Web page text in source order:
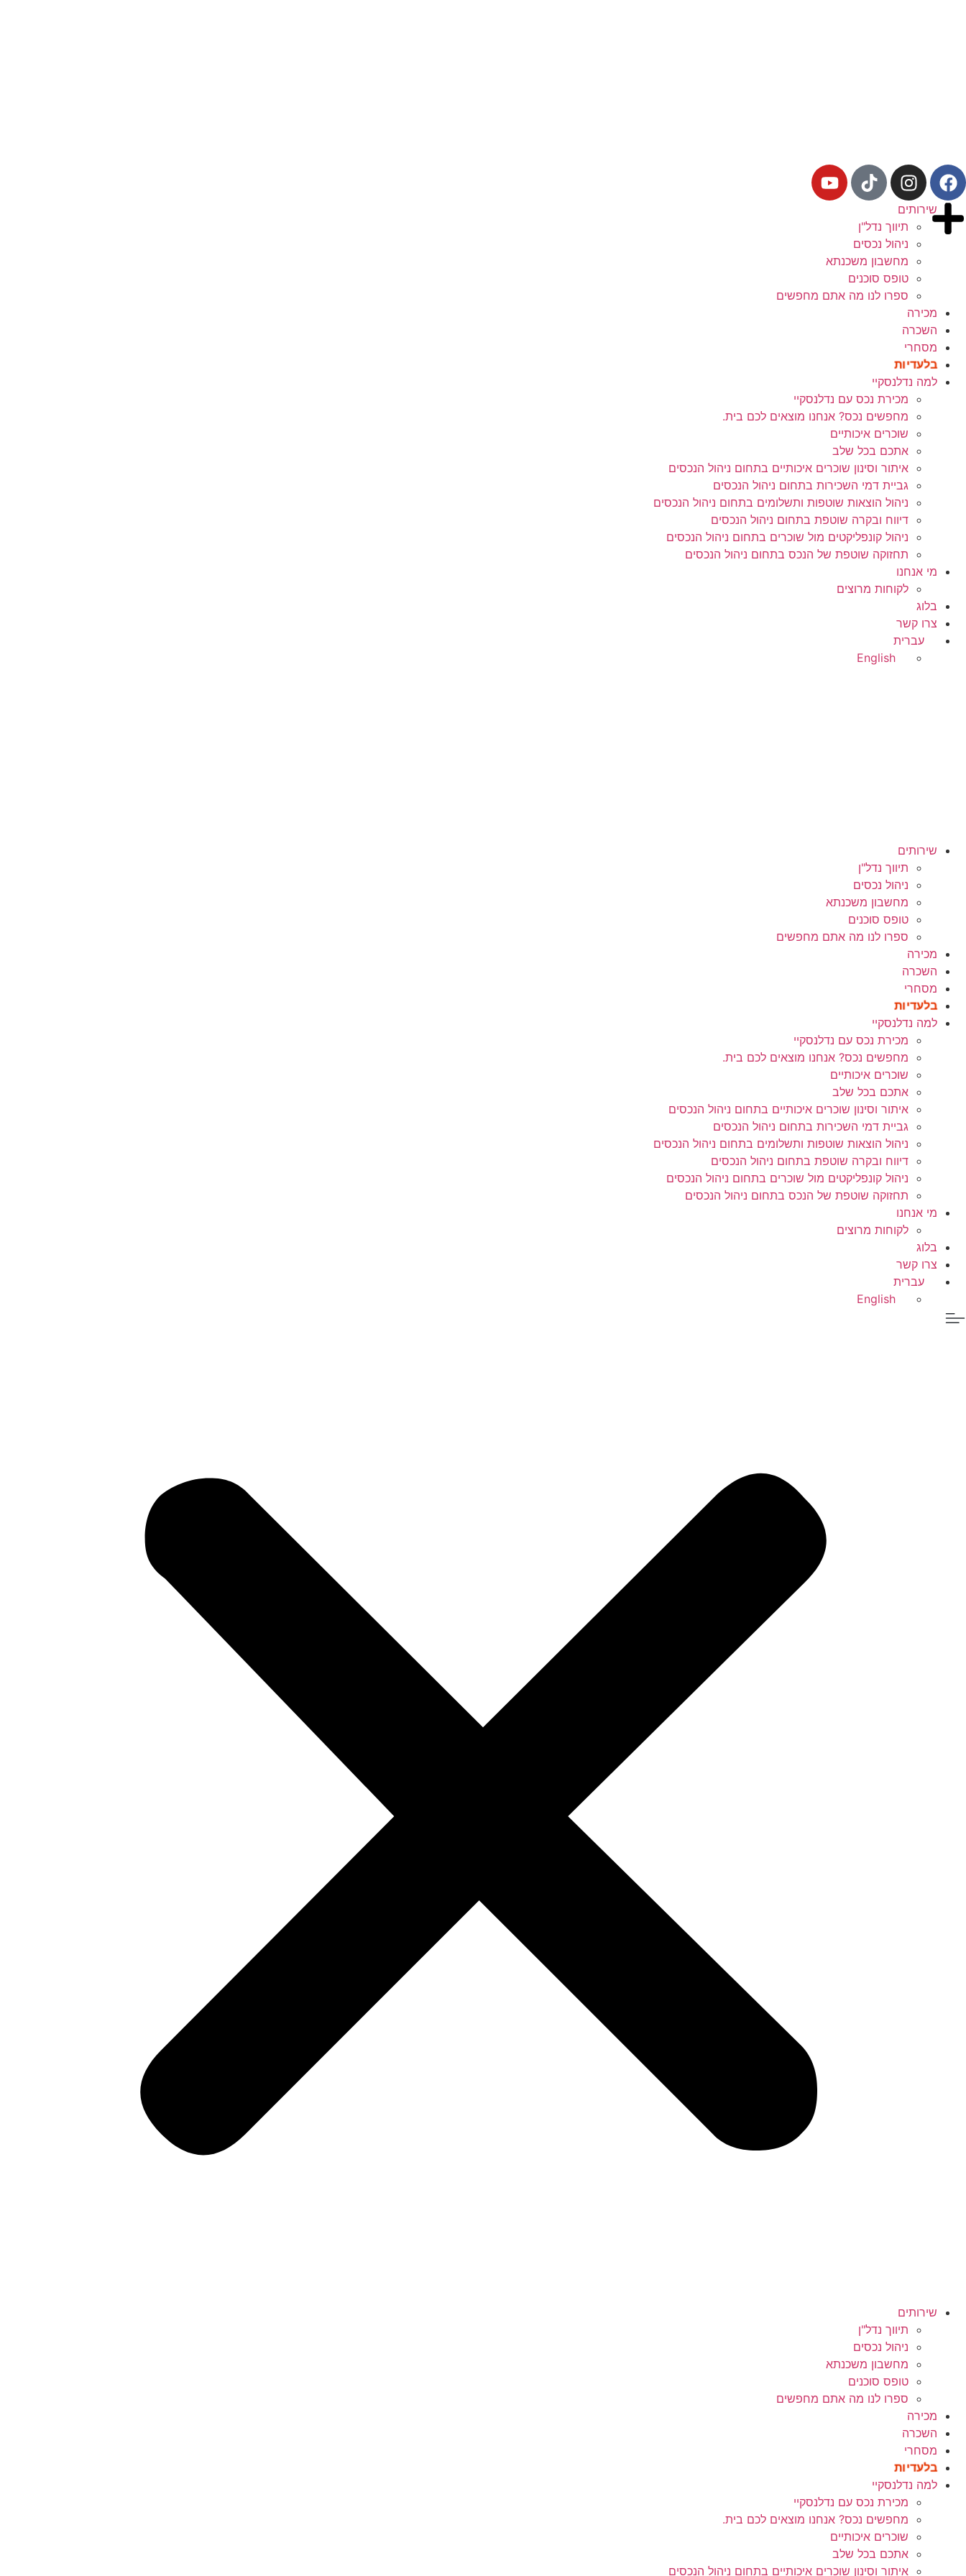
שירותים
תיווך נדל"ן
ניהול נכסים
מחשבון משכנתא
טופס סוכנים
ספרו לנו מה אתם מחפשים
מכירה
השכרה
מסחרי
בלעדיות
למה נדלנסקיי
מכירת נכס עם נדלנסקיי
מחפשים נכס? אנחנו מוצאים לכם בית.
שוכרים איכותיים
אתכם בכל שלב
איתור וסינון שוכרים איכותיים בתחום ניהול הנכסים
גביית דמי השכירות בתחום ניהול הנכסים
ניהול הוצאות שוטפות ותשלומים בתחום ניהול הנכסים
דיווח ובקרה שוטפת בתחום ניהול הנכסים
ניהול קונפליקטים מול שוכרים בתחום ניהול הנכסים
תחזוקה שוטפת של הנכס בתחום ניהול הנכסים
מי אנחנו
לקוחות מרוצים
בלוג
צרו קשר
עברית
English
שירותים
תיווך נדל"ן
ניהול נכסים
מחשבון משכנתא
טופס סוכנים
ספרו לנו מה אתם מחפשים
מכירה
השכרה
מסחרי
בלעדיות
למה נדלנסקיי
מכירת נכס עם נדלנסקיי
מחפשים נכס? אנחנו מוצאים לכם בית.
שוכרים איכותיים
אתכם בכל שלב
איתור וסינון שוכרים איכותיים בתחום ניהול הנכסים
גביית דמי השכירות בתחום ניהול הנכסים
ניהול הוצאות שוטפות ותשלומים בתחום ניהול הנכסים
דיווח ובקרה שוטפת בתחום ניהול הנכסים
ניהול קונפליקטים מול שוכרים בתחום ניהול הנכסים
תחזוקה שוטפת של הנכס בתחום ניהול הנכסים
מי אנחנו
לקוחות מרוצים
בלוג
צרו קשר
עברית
English
שירותים
תיווך נדל"ן
ניהול נכסים
מחשבון משכנתא
טופס סוכנים
ספרו לנו מה אתם מחפשים
מכירה
השכרה
מסחרי
בלעדיות
למה נדלנסקיי
מכירת נכס עם נדלנסקיי
מחפשים נכס? אנחנו מוצאים לכם בית.
שוכרים איכותיים
אתכם בכל שלב
איתור וסינון שוכרים איכותיים בתחום ניהול הנכסים